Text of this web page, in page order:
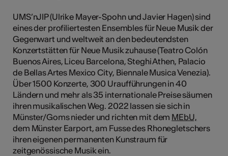
UMS’nJIP (Ulrike Mayer-Spohn und Javier Hagen) sind
eines der profiliertesten Ensembles für Neue Musik der
Gegenwart und weltweit an den bedeutendsten
Konzertstätten für Neue Musik zuhause (Teatro Colón
Buenos Aires, Liceu Barcelona, Steghi Athen, Palacio
de Bellas Artes Mexico City, Biennale Musica Venezia).
Über 1500 Konzerte, 300 Uraufführungen in 40
Ländern und mehr als 35 internationale Preise säumen
ihren musikalischen Weg. 2022 lassen sie sich in
Münster/Goms nieder und richten mit dem MEbU,
dem Münster Earport, am Fusse des Rhonegletschers
ihren eigenen permanenten Kunstraum für
zeitgenössische Musik ein.